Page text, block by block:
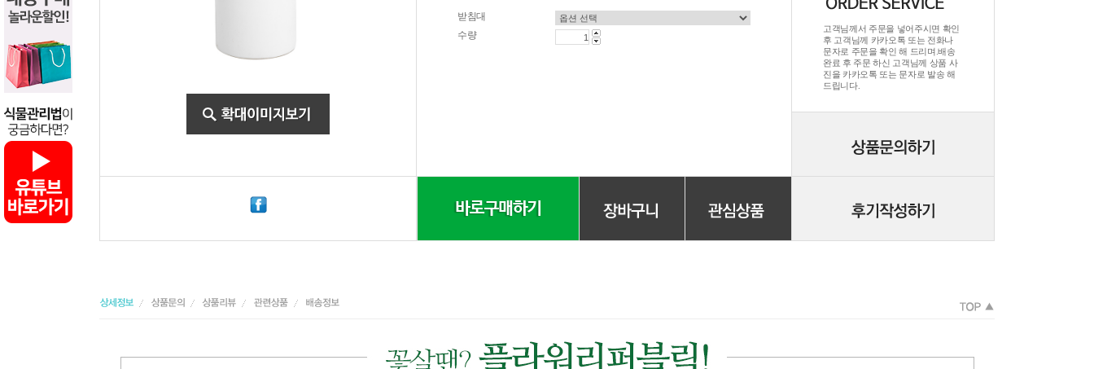
받침대
수량
고객님께서 주문을 넣어주시면 확인
후 고객님께 카카오톡 또는 전화나
문자로 주문을 확인 해 드리며.배송
완료 후 주문 하신 고객님께 상품 사
진을 카카오톡 또는 문자로 발송 해
드립니다.